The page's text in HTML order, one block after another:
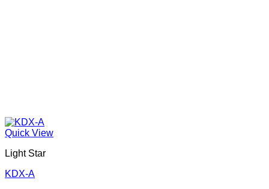
Quick View
Light Star
KDX-A